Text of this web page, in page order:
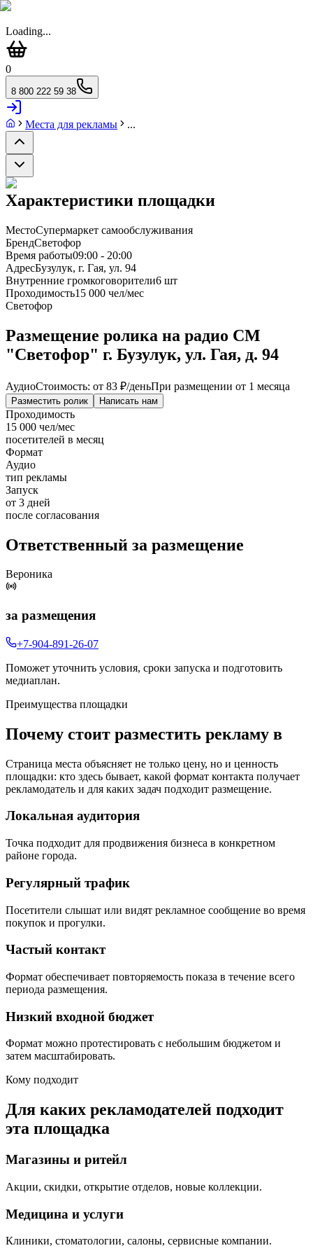
Loading...
0
8 800 222 59 38
Места для рекламы ...
Характеристики площадки
МестоСупермаркет самообслуживания
БрендСветофор
Время работы09:00 - 20:00
АдресБузулук, г. Гая, ул. 94
Внутренние громкоговорители6 шт
Проходимость15 000 чел/мес
Светофор
Размещение ролика на радио СМ
"Светофор" г. Бузулук, ул. Гая, д. 94
АудиоСтоимость: от 83 ₽/деньПри размещении от 1 месяца
Разместить ролик Написать нам
Проходимость
15 000 чел/мес
посетителей в месяц
Формат
Аудио
тип рекламы
Запуск
от 3 дней
после согласования
Ответственный за размещение
Вероника
за размещения
+7-904-891-26-07
Поможет уточнить условия, сроки запуска и подготовить
медиаплан.
Преимущества площадки
Почему стоит разместить рекламу в
Страница места объясняет не только цену, но и ценность
площадки: кто здесь бывает, какой формат контакта получает
рекламодатель и для каких задач подходит размещение.
Локальная аудитория
Точка подходит для продвижения бизнеса в конкретном
районе города.
Регулярный трафик
Посетители слышат или видят рекламное сообщение во время
покупок и прогулки.
Частый контакт
Формат обеспечивает повторяемость показа в течение всего
периода размещения.
Низкий входной бюджет
Формат можно протестировать с небольшим бюджетом и
затем масштабировать.
Кому подходит
Для каких рекламодателей подходит
эта площадка
Магазины и ритейл
Акции, скидки, открытие отделов, новые коллекции.
Медицина и услуги
Клиники, стоматологии, салоны, сервисные компании.